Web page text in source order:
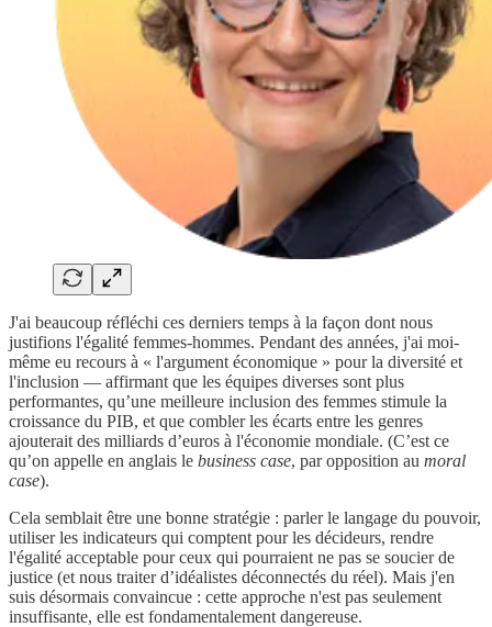
J'ai beaucoup réfléchi ces derniers temps à la façon dont nous
justifions l'égalité femmes-hommes. Pendant des années, j'ai moi-
même eu recours à « l'argument économique » pour la diversité et
l'inclusion — affirmant que les équipes diverses sont plus
performantes, qu’une meilleure inclusion des femmes stimule la
croissance du PIB, et que combler les écarts entre les genres
ajouterait des milliards d’euros à l'économie mondiale. (C’est ce
qu’on appelle en anglais le business case, par opposition au moral
case).
Cela semblait être une bonne stratégie : parler le langage du pouvoir,
utiliser les indicateurs qui comptent pour les décideurs, rendre
l'égalité acceptable pour ceux qui pourraient ne pas se soucier de
justice (et nous traiter d’idéalistes déconnectés du réel). Mais j'en
suis désormais convaincue : cette approche n'est pas seulement
insuffisante, elle est fondamentalement dangereuse.